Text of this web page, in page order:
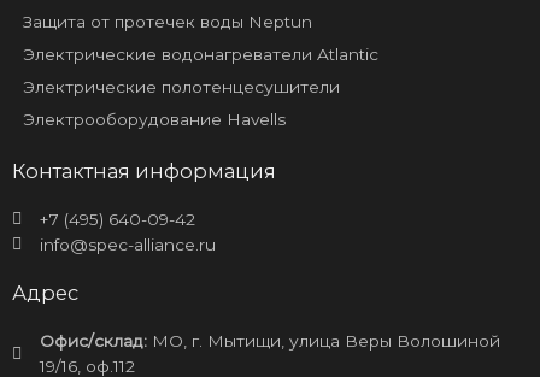
Защита от протечек воды Neptun
Электрические водонагреватели Atlantic
Электрические полотенцесушители
Электрооборудование Havells
Контактная информация
+7 (495) 640-09-42
info@spec-alliance.ru
Адрес
Офис/склад:МО, г. Мытищи, улица Веры Волошиной
19/16, оф.112